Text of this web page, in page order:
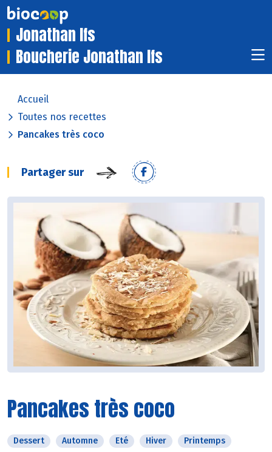
Jonathan Ifs
Boucherie Jonathan Ifs
Accueil
Toutes nos recettes
Pancakes très coco
Partager sur
Pancakes très coco
Dessert Automne Eté Hiver Printemps